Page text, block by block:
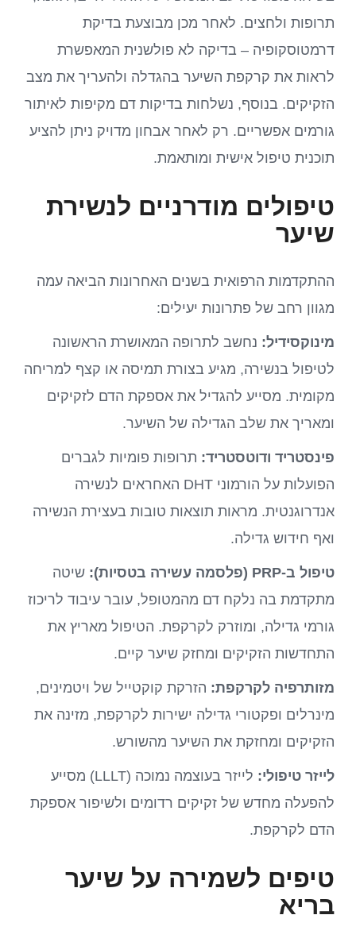
תרופות ולחצים. לאחר מכן מבוצעת בדיקת
דרמטוסקופיה – בדיקה לא פולשנית המאפשרת
לראות את קרקפת השיער בהגדלה ולהעריך את מצב
הזקיקים. בנוסף, נשלחות בדיקות דם מקיפות לאיתור
גורמים אפשריים. רק לאחר אבחון מדויק ניתן להציע
תוכנית טיפול אישית ומותאמת.
טיפולים מודרניים לנשירת
שיער
ההתקדמות הרפואית בשנים האחרונות הביאה עמה
מגוון רחב של פתרונות יעילים:
מינוקסידיל: נחשב לתרופה המאושרת הראשונה
לטיפול בנשירה, מגיע בצורת תמיסה או קצף למריחה
מקומית. מסייע להגדיל את אספקת הדם לזקיקים
ומאריך את שלב הגדילה של השיער.
פינסטריד ודוטסטריד: תרופות פומיות לגברים
הפועלות על הורמוני DHT האחראים לנשירה
אנדרוגנטית. מראות תוצאות טובות בעצירת הנשירה
ואף חידוש גדילה.
טיפול ב-PRP (פלסמה עשירה בטסיות):
שיטה
מתקדמת בה נלקח דם מהמטופל, עובר עיבוד לריכוז
גורמי גדילה, ומוזרק לקרקפת. הטיפול מאריץ את
התחדשות הזקיקים ומחזק שיער קיים.
מזותרפיה לקרקפת: הזרקת קוקטייל של ויטמינים,
מינרלים ופקטורי גדילה ישירות לקרקפת, מזינה את
הזקיקים ומחזקת את השיער מהשורש.
לייזר טיפולי:
לייזר בעוצמה נמוכה (LLLT) מסייע
להפעלה מחדש של זקיקים רדומים ולשיפור אספקת
הדם לקרקפת.
טיפים לשמירה על שיער
בריא